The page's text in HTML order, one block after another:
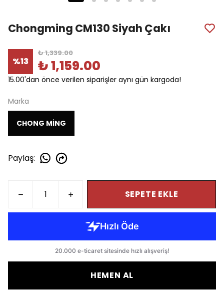
Chongming CM130 Siyah Çakı
%13
₺ 1,339.00
₺ 1,159.00
15.00'dan önce verilen siparişler aynı gün kargoda!
Marka
CHONG MİNG
Paylaş:
SEPETE EKLE
HEMEN AL